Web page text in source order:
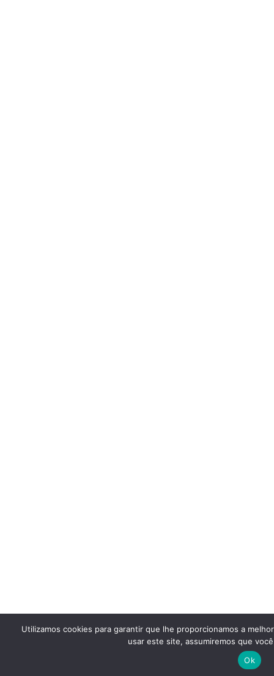
Utilizamos cookies para garantir que lhe proporcionamos a
usar este site, assumiremos que
Ok